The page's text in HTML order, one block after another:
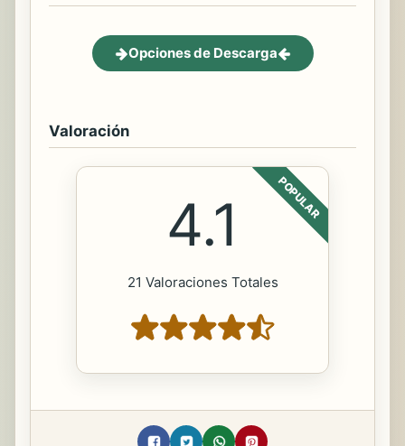
Opciones de Descarga
Valoración
POPULAR
4.1
21 Valoraciones Totales